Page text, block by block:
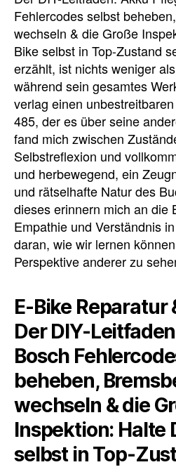
Fehlercodes selbst
wechseln & die Große
Bike selbst in Top-Zustand
erzählt, ist nichts weniger
während sein gesamtes
verlag einen
485, der es über seine
fand mich zwischen
Selbstreflexion und
und herbewegend, ein
und rätselhafte Natur des
dieses erinnern mich an die
Empathie und Verständnis
daran, wie wir lernen
Perspektive anderer zu
E-Bike Reparatur
Der DIY-
Bosch
beheben,
wechseln & die
Inspektion: Halte
selbst in Top-